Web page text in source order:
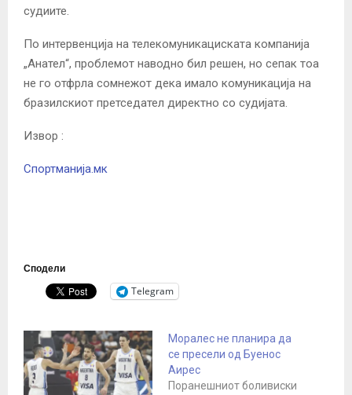
судиите.
По интервенција на телекомуникациската компанија
„Анател“, проблемот наводно бил решен, но сепак тоа
не го отфрла сомнежот дека имало комуникација на
бразилскиот претседател директно со судијата.
Извор :
Спортманија.мк
Сподели
Telegram
Моралес не планира да
се пресели од Буенос
Аирес
Поранешниот боливиски